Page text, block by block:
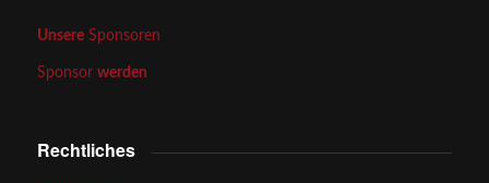
UnsereSponsoren
Sponsor werden
Rechtliches